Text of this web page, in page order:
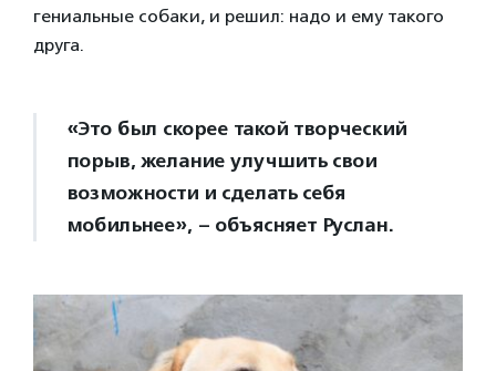
гениальные собаки, и решил: надо и ему такого
друга.
«Это был скорее такой творческий
порыв, желание улучшить свои
возможности и сделать себя
мобильнее», – объясняет Руслан.